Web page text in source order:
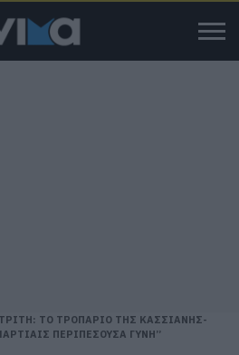
ΤΟ ΤΡΟΠΑΡΙΟ ΤΗΣ ΚΑΣΣΙΑΝΗΣ-
ΠΕΡΙΠΕΣΟΥΣΑ ΓΥΝΗ”